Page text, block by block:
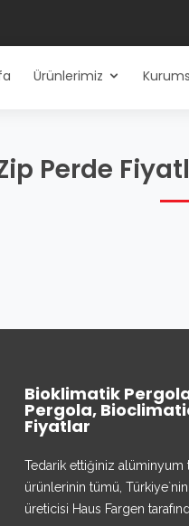
Ürünlerimiz
Perde
Bioklimatik
Pergola,
Fiyatlar
Tedarik ettiğiniz alüminyum
ürünlerinin tümü,
üreticisi Haus Fargen